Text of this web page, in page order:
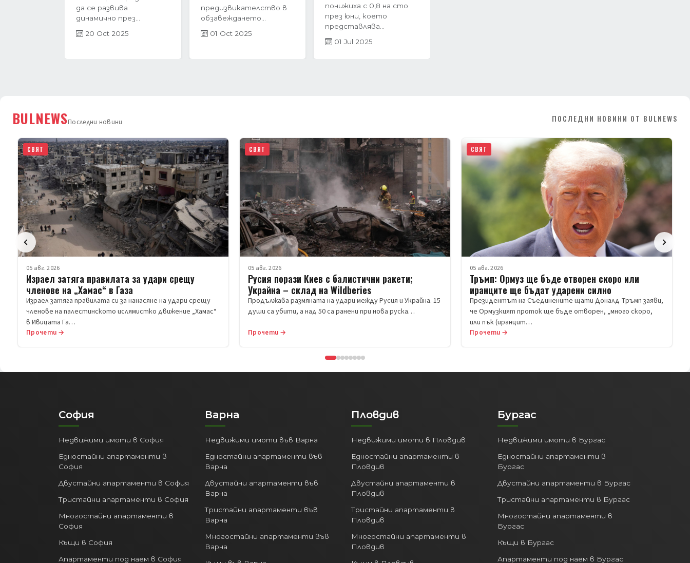
период на интензивен
растеж в навечерието
година жилищният
пазар в България
много хора
инстинктивно се
насочват към...
05 Mar 2025
BULNEWSПоследни новини ПОСЛЕДНИ НОВИНИ ОТ BULNEWS
СВЯТ
05 авг. 2026
Израел затяга правилата за удари срещу
членове на „Хамас“ в Газа
Израел затяга правилата си за нанасяне на удари срещу
членове на палестинското ислямистко движение „Хамас“
в Ивицата Га…
Прочети →
СВЯТ
05 авг. 2026
Русия порази Киев с балистични ракети;
Украйна – склад на Wildberies
Продължава размяната на удари между Русия и Украйна. 15
души са убити, а над 50 са ранени при нова руска…
Прочети →
СВЯТ
05 авг. 2026
Тръмп: Ормуз ще бъде отворен скоро или
иранците ще бъдат ударени силно
Президентът на Съединените щати Доналд Тръмп заяви,
че Ормузкият проток ще бъде отворен, „много скоро,
или пък (иранцит…
Прочети →
София
Недвижими имоти в София
Едностайни апартаменти в
София
Двустайни апартаменти в София
Тристайни апартаменти в София
Многостайни апартаменти в
София
Къщи в София
Апартаменти под наем в София
Варна
Недвижими имоти във Варна
Едностайни апартаменти във
Варна
Двустайни апартаменти във
Варна
Тристайни апартаменти във
Варна
Многостайни апартаменти във
Варна
Пловдив
Недвижими имоти в Пловдив
Едностайни апартаменти в
Пловдив
Двустайни апартаменти в
Пловдив
Тристайни апартаменти в
Пловдив
Многостайни апартаменти в
Пловдив
Бургас
Недвижими имоти в Бургас
Едностайни апартаменти в
Бургас
Двустайни апартаменти в Бургас
Тристайни апартаменти в Бургас
Многостайни апартаменти в
Бургас
Къщи в Бургас
Апартаменти под наем в Бургас